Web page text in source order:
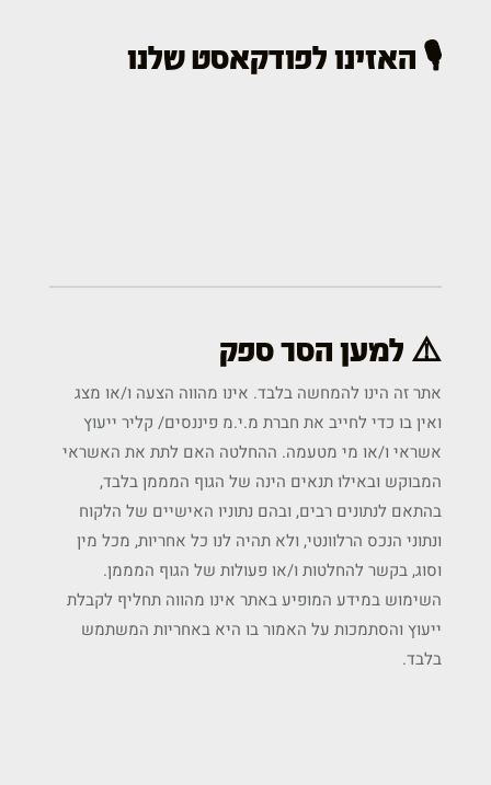
🎙️ האזינו לפודקאסט שלנו
⚠️ למען הסר ספק
אתר זה הינו להמחשה בלבד. אינו מהווה הצעה ו/או מצג
ואין בו כדי לחייב את חברת מ.י.מ פיננסים/ קליר ייעוץ
אשראי ו/או מי מטעמה. ההחלטה האם לתת את האשראי
המבוקש ובאילו תנאים הינה של הגוף המממן בלבד,
בהתאם לנתונים רבים, ובהם נתוניו האישיים של הלקוח
ונתוני הנכס הרלוונטי, ולא תהיה לנו כל אחריות, מכל מין
וסוג, בקשר להחלטות ו/או פעולות של הגוף המממן.
השימוש במידע המופיע באתר אינו מהווה תחליף לקבלת
ייעוץ והסתמכות על האמור בו היא באחריות המשתמש
בלבד.